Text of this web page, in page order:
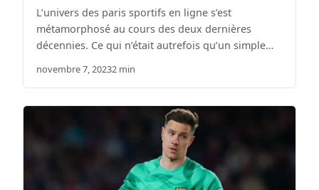
L’univers des paris sportifs en ligne s’est
métamorphosé au cours des deux dernières
décennies. Ce qui n’était autrefois qu’un simple…
novembre 7, 20232 min